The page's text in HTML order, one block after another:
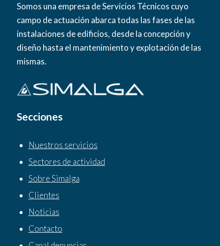
Somos una empresa de Servicios Técnicos cuyo
campo de actuación abarca todas las fases de las
instalaciones de edificios, desde la concepción y
diseño hasta el mantenimiento y explotación de las
mismas.
Secciones
Nuestros servicios
Sectores de actividad
Sobre Simalga
Clientes
Noticias
Contacto